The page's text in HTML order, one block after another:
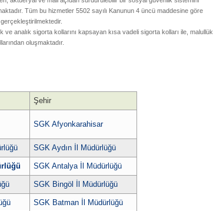
Tüm bu hizmetler 5502 sayılı Kanunun 4 üncü maddesine göre
analık sigorta kollarını kapsayan kısa vadeli sigorta kolları ile, malullük,
oluşmaktadır.
Şehir
SGK Afyonkarahisar
SGK Aydın İl Müdürlüğü
SGK Antalya İl Müdürlüğü
SGK Bingöl İl Müdürlüğü
SGK Batman İl Müdürlüğü